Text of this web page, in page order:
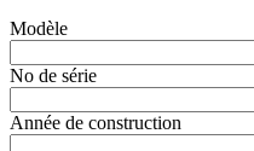
Modèle
No de série
Année de construction